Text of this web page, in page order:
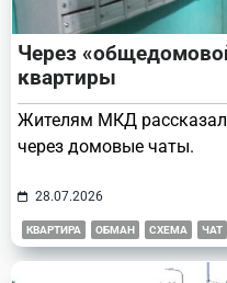
Через
квартиры
Жителям МКД
через домовые чаты.
28.07.2026
КВАРТИРА ОБМАН СХЕМА ЧАТ